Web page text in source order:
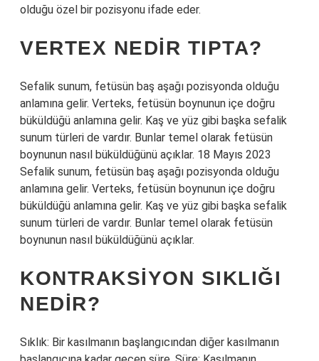
olduğu özel bir pozisyonu ifade eder.
VERTEX NEDIR TIPTA?
Sefalik sunum, fetüsün baş aşağı pozisyonda olduğu
anlamına gelir. Verteks, fetüsün boynunun içe doğru
büküldüğü anlamına gelir. Kaş ve yüz gibi başka sefalik
sunum türleri de vardır. Bunlar temel olarak fetüsün
boynunun nasıl büküldüğünü açıklar. 18 Mayıs 2023
Sefalik sunum, fetüsün baş aşağı pozisyonda olduğu
anlamına gelir. Verteks, fetüsün boynunun içe doğru
büküldüğü anlamına gelir. Kaş ve yüz gibi başka sefalik
sunum türleri de vardır. Bunlar temel olarak fetüsün
boynunun nasıl büküldüğünü açıklar.
KONTRAKSIYON SIKLIĞI
NEDIR?
Sıklık: Bir kasılmanın başlangıcından diğer kasılmanın